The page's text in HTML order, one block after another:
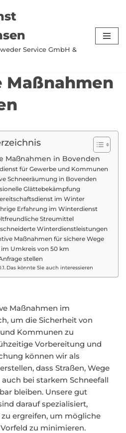
Service GmbH &
Maßnahmen
Maßnahmen in Bovenden
für Gewerbe und Kommunen
Schneeräumung in Bovenden
Glättebekämpfung
im Winter
Erfahrung im Winterdienst
Streumittel
Winterdienstleistungen
Maßnahmen für sichere Wege
im Umkreis von 50 km
stellen
Das könnte Sie auch interessieren
Maßnahmen im
um die Sicherheit von
Kommunen zu
Vorbereitung und
können wir als
dass Straßen, Wege
bei starkem Schneefall
bleiben. Unsere gut
darauf spezialisiert,
ergreifen, um mögliche
zu minimieren.